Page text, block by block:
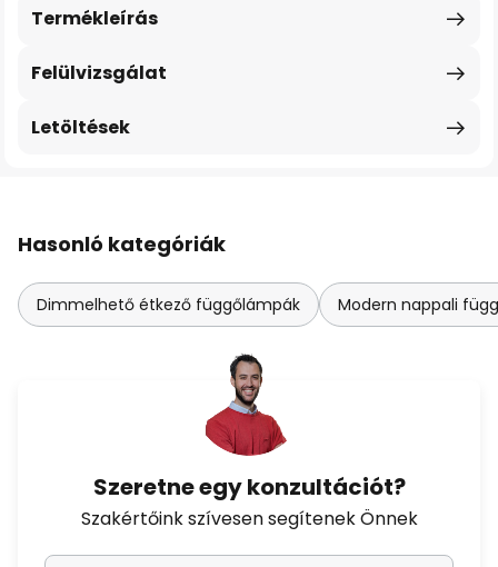
Termékleírás
Felülvizsgálat
Letöltések
Hasonló kategóriák
Dimmelhető étkező függőlámpák Modern nappali
Szeretne egy konzultációt?
Szakértőink szívesen segítenek Önnek